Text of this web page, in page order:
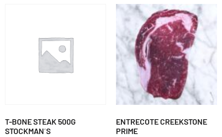
T-BONE STEAK 500G
STOCKMAN´S
ENTRECOTE CREEKSTONE
PRIME